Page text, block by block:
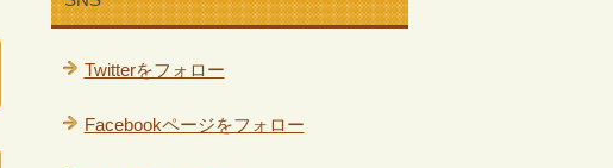
Twitterをフォロー
Facebookページをフォロー